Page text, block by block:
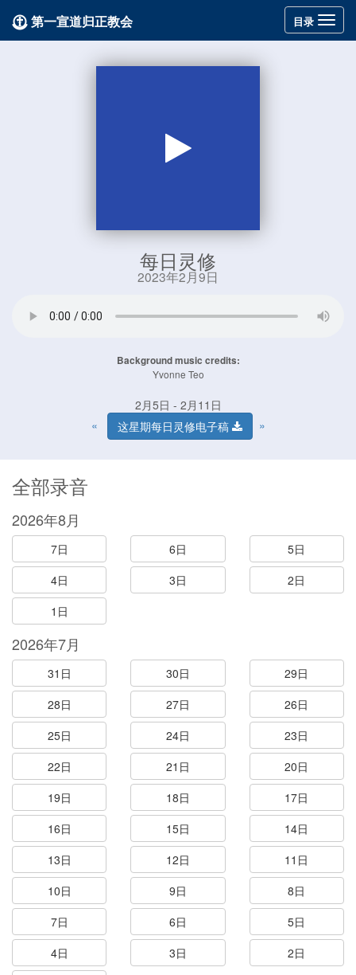
Toggle
navigation
目录
第一宣道归正教会
每日灵修
2023年2月9日
Background music credits:
Yvonne Teo
2月5日 - 2月11日
«
这星期每日灵修电子稿 »
全部录音
2026年8月
7日 6日
5日
4日
3日
2日
1日
2026年7月
31日 30日
29日
28日
27日
26日
25日
24日
23日
22日
21日
20日
19日
18日
17日
16日
15日
14日
13日
12日
11日
10日
9日
8日
7日
6日
5日
4日
3日
2日